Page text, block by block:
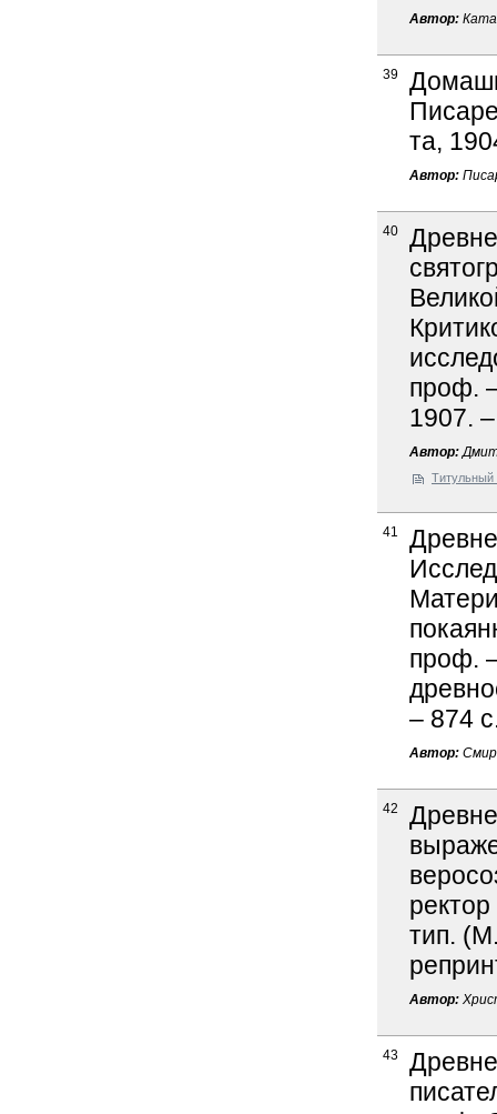
Автор:
39
та,
Автор:
40
проф.
1907.
Автор:
Титульный
41
проф.
– 874
Автор:
42
тип.
Автор:
43